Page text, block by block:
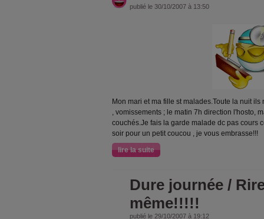
publié le 30/10/2007 à 13:50
Mon mari et ma fille st malades.Toute la nuit
, vomissements ; le matin 7h direction l'hosto,
couchés.Je fais la garde malade dc pas cours
soir pour un petit coucou , je vous embrasse!!!
lire la suite
Dure journée /
même!!!!!
publié le 29/10/2007 à 19:12